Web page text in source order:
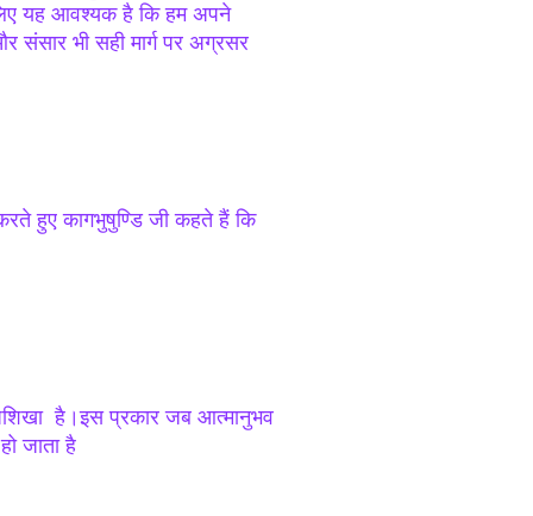
यह आवश्यक है कि हम अपने
संसार भी सही मार्ग पर अग्रसर
हुए कागभुषुण्डि जी कहते हैं कि
है।इस प्रकार जब आत्मानुभव
जाता है